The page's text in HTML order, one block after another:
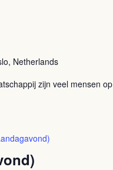
Netherlands
zijn veel mensen op